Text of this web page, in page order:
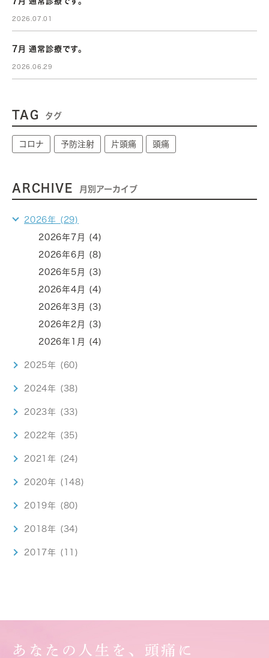
2026.07.01
7月 通常診療です。
2026.06.29
TAG タグ
コロナ 予防注射 片頭痛 頭痛
ARCHIVE 月別アーカイブ
2026年 (29)
2026年7月 (4)
2026年6月 (8)
2026年5月 (3)
2026年4月 (4)
2026年3月 (3)
2026年2月 (3)
2026年1月 (4)
2025年 (60)
2024年 (38)
2023年 (33)
2022年 (35)
2021年 (24)
2020年 (148)
2019年 (80)
2018年 (34)
2017年 (11)
あなたの人生を、頭痛に